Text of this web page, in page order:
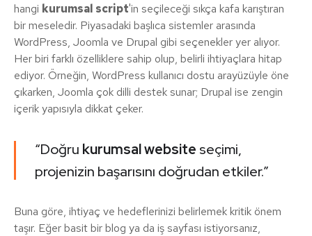
hangi kurumsal script'in seçileceği sıkça kafa karıştıran
bir meseledir. Piyasadaki başlıca sistemler arasında
WordPress, Joomla ve Drupal gibi seçenekler yer alıyor.
Her biri farklı özelliklere sahip olup, belirli ihtiyaçlara hitap
ediyor. Örneğin, WordPress kullanıcı dostu arayüzüyle öne
çıkarken, Joomla çok dilli destek sunar; Drupal ise zengin
içerik yapısıyla dikkat çeker.
“Doğru kurumsal website seçimi,
projenizin başarısını doğrudan etkiler.”
Buna göre, ihtiyaç ve hedeflerinizi belirlemek kritik önem
taşır. Eğer basit bir blog ya da iş sayfası istiyorsanız,